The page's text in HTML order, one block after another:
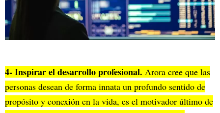
4- Inspirar el desarrollo profesional. Arora cree que las
personas desean de forma innata un profundo sentido de
propósito y conexión en la vida, es el motivador último de